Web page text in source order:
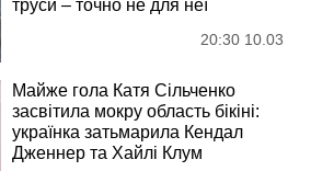
труси – точно не для неї
20:30 10.03
Майже гола Катя Сільченко
засвітила мокру область бікіні:
українка затьмарила Кендал
Дженнер та Хайлі Клум